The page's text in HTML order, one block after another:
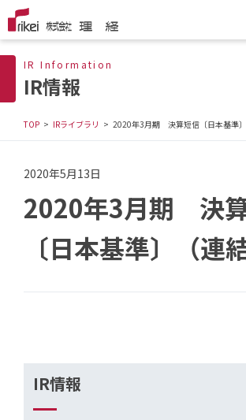
IR Information
IR情報
TOP IRライブラリ 2020年3月期 決算短信〔日本基準〕
IR情報
2020年5月13日
2020年3月期 決
〔日本基準〕（連結